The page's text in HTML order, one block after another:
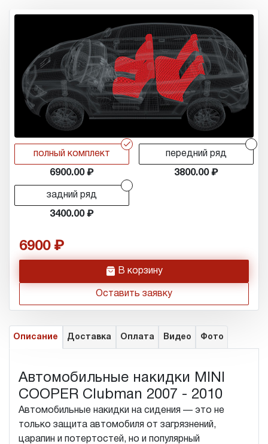
r
полный комплект
6900.00
передний ряд
3800.00
задний ряд
3400.00
6900
h В корзину
Оставить заявку
Описание Доставка Оплата Видео Фото
Автомобильные накидки MINI
COOPER Clubman 2007 - 2010
Автомобильные накидки на сидения — это не
только защита автомобиля от загрязнений,
царапин и потертостей, но и популярный